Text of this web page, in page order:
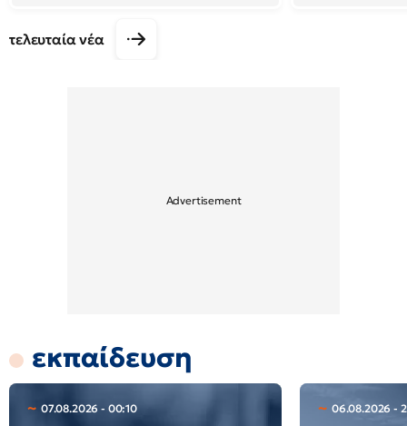
τελευταία νέα
εκπαίδευση
07.08.2026 - 00:10 06.08.2026 -